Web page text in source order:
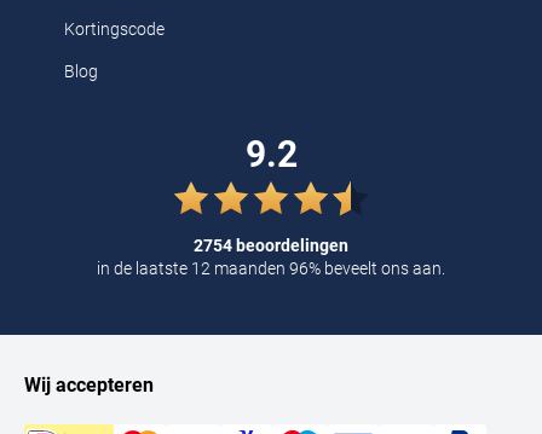
Kortingscode
Blog
9.2
2754 beoordelingen
in de laatste 12 maanden 96% beveelt ons aan.
Wij accepteren